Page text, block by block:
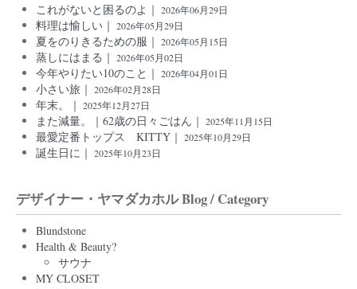
これがないと困るのよ｜ 2026年06月29日
料理は愉しい｜ 2026年05月29日
夏をのりきるための服｜ 2026年05月15日
蒸しにはまる｜ 2026年05月02日
今年やりたい10のこと｜ 2026年04月01日
小さい旅｜ 2026年02月28日
年末。｜ 2025年12月27日
また減量。｜62歳の日々ごはん｜ 2025年11月15日
最愛定番トップス KITTY｜ 2025年10月29日
誕生日に｜ 2025年10月23日
デザイナー・ヤマダカホル Blog / Category
Blundstone
Health & Beauty?
サウナ
MY CLOSET